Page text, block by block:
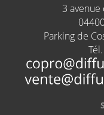
3
Parking de